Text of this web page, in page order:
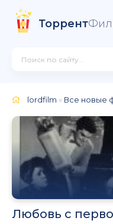
Торрент
lordfilm » Все новые
Любовь с